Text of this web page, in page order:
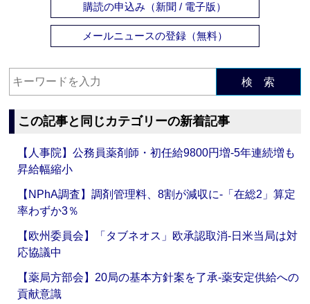
購読の申込み（新聞 / 電子版）
メールニュースの登録（無料）
検 索
この記事と同じカテゴリーの新着記事
【人事院】公務員薬剤師・初任給9800円増‐5年連続増も
昇給幅縮小
【NPhA調査】調剤管理料、8割が減収に‐「在総2」算定
率わずか3％
【欧州委員会】「タブネオス」欧承認取消‐日米当局は対
応協議中
【薬局方部会】20局の基本方針案を了承‐薬安定供給への
貢献意識